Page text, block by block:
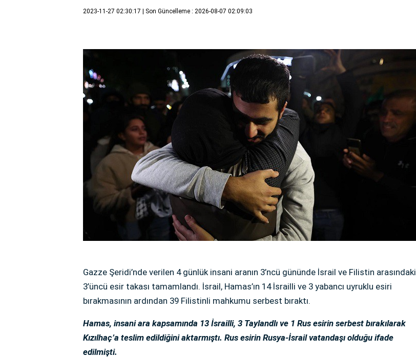
2023-11-27 02:30:17 | Son Güncelleme : 2026-08-07 02:09:03
Gazze Şeridi’nde verilen 4 günlük insani aranın 3’ncü gününde İsrail ve Filistin arasındaki
3’üncü esir takası tamamlandı. İsrail, Hamas’ın 14 İsrailli ve 3 yabancı uyruklu esiri
bırakmasının ardından 39 Filistinli mahkumu serbest bıraktı.
Hamas, insani ara kapsamında 13 İsrailli, 3 Taylandlı ve 1 Rus esirin serbest bırakılarak
Kızılhaç’a teslim edildiğini aktarmıştı. Rus esirin Rusya-İsrail vatandaşı olduğu ifade
edilmişti.